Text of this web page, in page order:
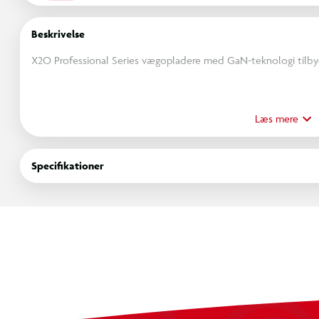
Beskrivelse
X2O Professional Series vægopladere med GaN-teknologi
opladning uden den traditionelle opladers omfang og
Ved at skifte til GaN vælger du næste generations
at håndtere nutidens højtydende enheder.
Læs mere
Specifikationer